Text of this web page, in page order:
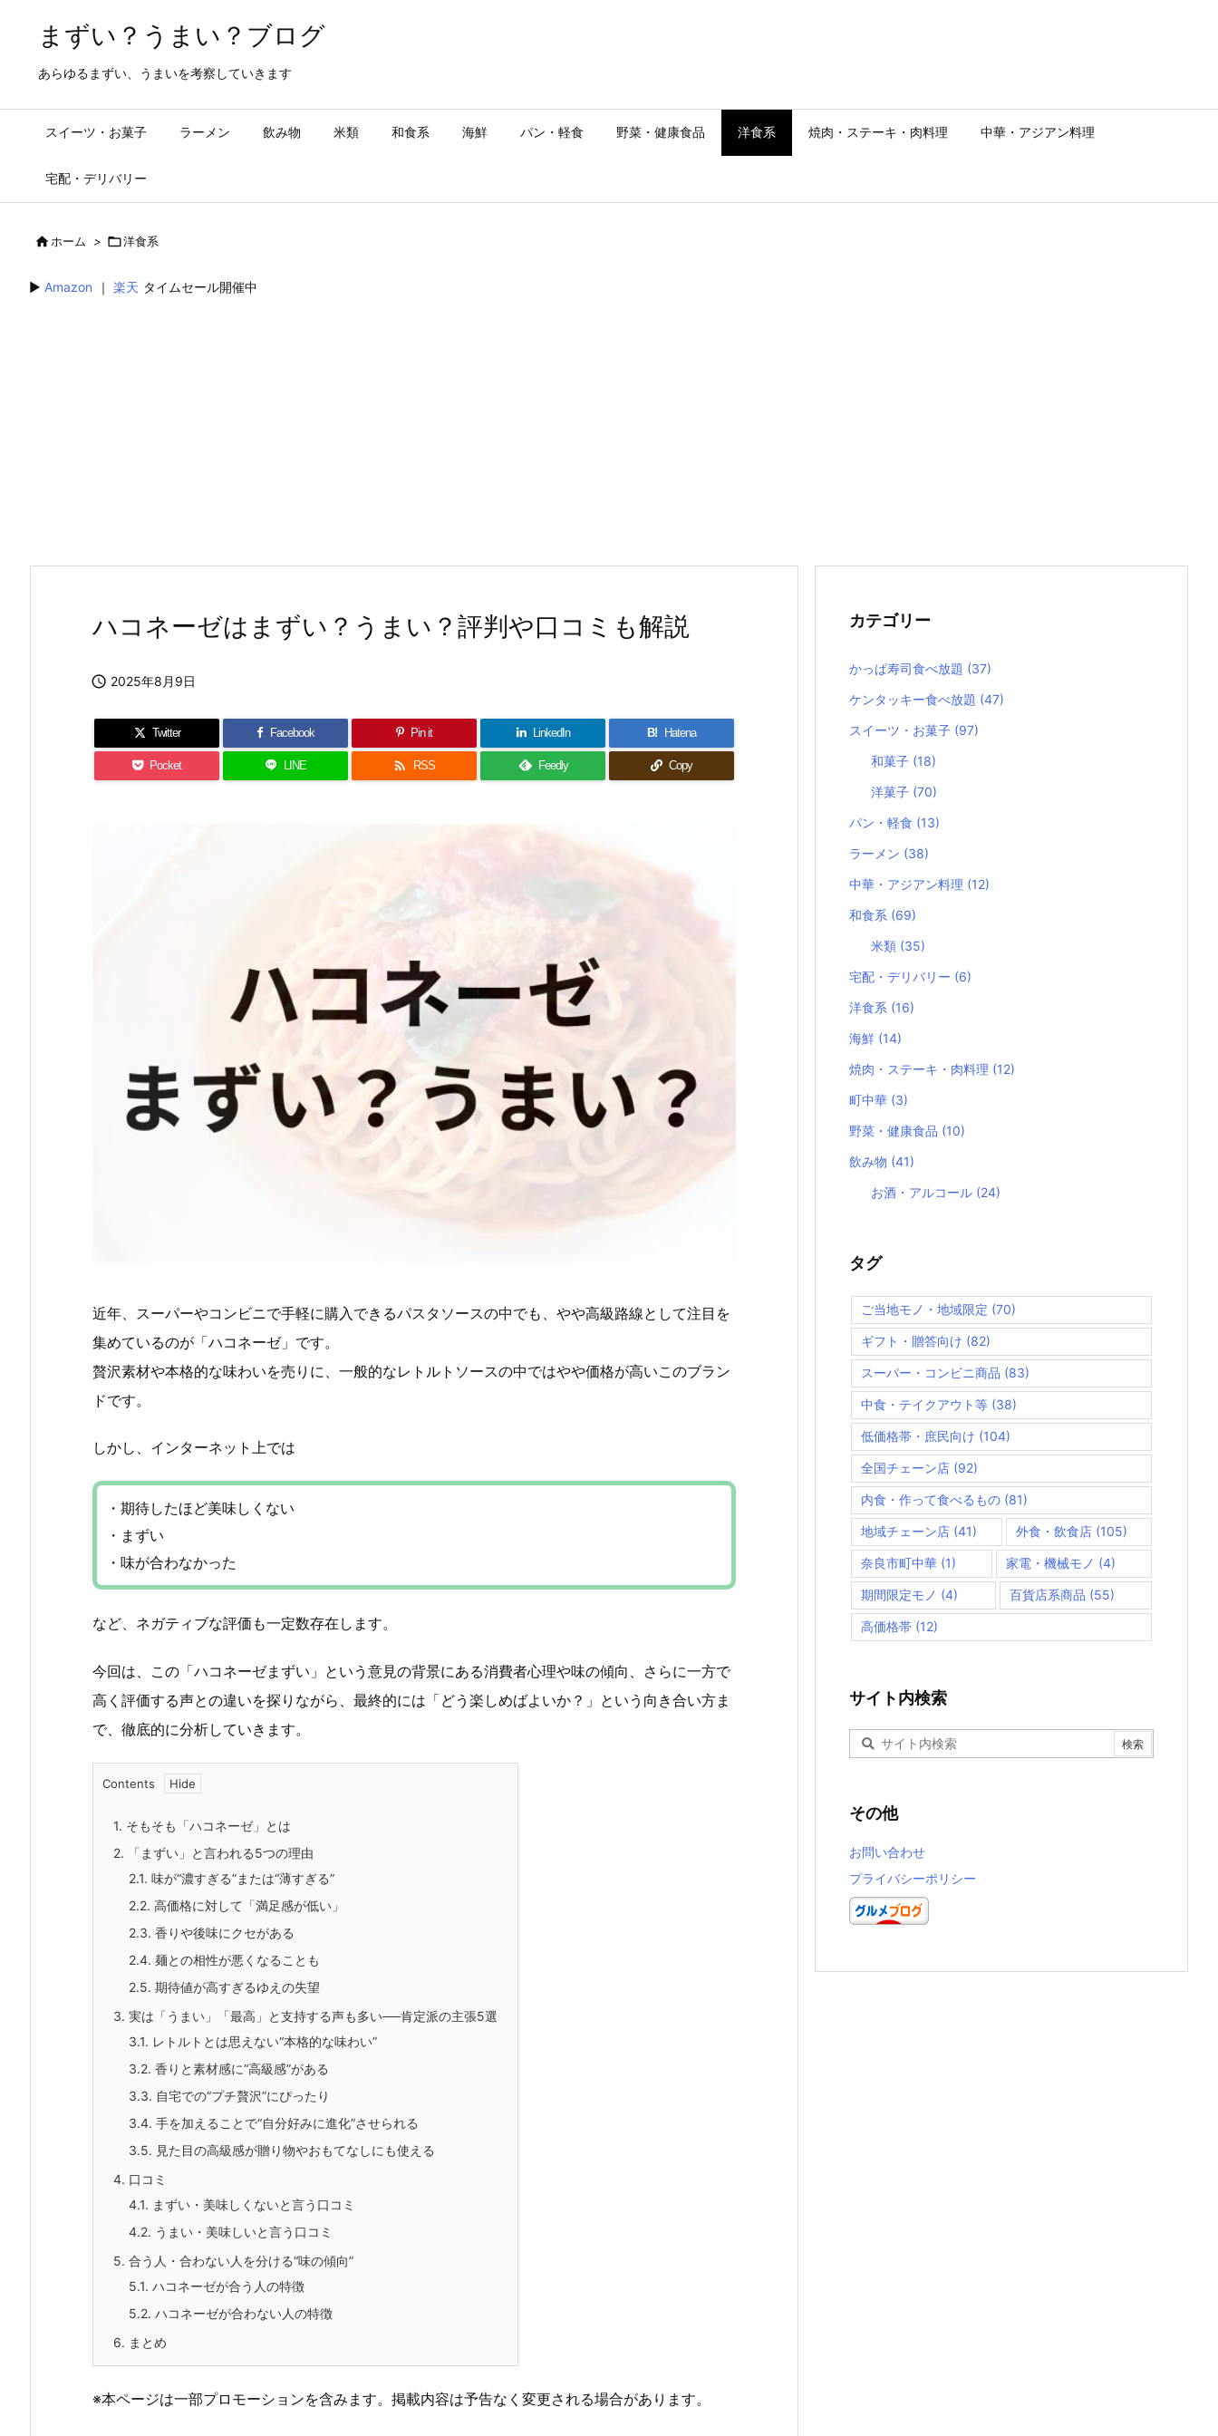
まずい？うまい？ブログ
あらゆるまずい、うまいを考察していきます
スイーツ・お菓子 ラーメン 飲み物 米類 和食系 海鮮 パン・軽食 野菜・健康食品 洋食系 焼肉・ステーキ・肉料理 中華・アジアン料理
宅配・デリバリー
ホーム > 洋食系
▶︎ Amazon ｜ 楽天 タイムセール開催中
ハコネーゼはまずい？うまい？評判や口コミも解説
 2025年8月9日
Twitter Facebook Pin it LinkedIn B! Hatena
Pocket LINE  RSS Feedly Copy
近年、スーパーやコンビニで手軽に購入できるパスタソースの中でも、やや高級路線として注目を
集めているのが「ハコネーゼ」です。
贅沢素材や本格的な味わいを売りに、一般的なレトルトソースの中ではやや価格が高いこのブラン
ドです。
しかし、インターネット上では
・期待したほど美味しくない
・まずい
・味が合わなかった
など、ネガティブな評価も一定数存在します。
今回は、この「ハコネーゼまずい」という意見の背景にある消費者心理や味の傾向、さらに一方で
高く評価する声との違いを探りながら、最終的には「どう楽しめばよいか？」という向き合い方ま
で、徹底的に分析していきます。
Contents
1. そもそも「ハコネーゼ」とは
2. 「まずい」と言われる5つの理由
2.1. 味が“濃すぎる”または“薄すぎる”
2.2. 高価格に対して「満足感が低い」
2.3. 香りや後味にクセがある
2.4. 麺との相性が悪くなることも
2.5. 期待値が高すぎるゆえの失望
3. 実は「うまい」「最高」と支持する声も多い──肯定派の主張5選
3.1. レトルトとは思えない“本格的な味わい”
3.2. 香りと素材感に“高級感”がある
3.3. 自宅での“プチ贅沢”にぴったり
3.4. 手を加えることで“自分好みに進化”させられる
3.5. 見た目の高級感が贈り物やおもてなしにも使える
4. 口コミ
4.1. まずい・美味しくないと言う口コミ
4.2. うまい・美味しいと言う口コミ
5. 合う人・合わない人を分ける“味の傾向”
5.1. ハコネーゼが合う人の特徴
5.2. ハコネーゼが合わない人の特徴
6. まとめ
※本ページは一部プロモーションを含みます。掲載内容は予告なく変更される場合があります。
カテゴリー
かっぱ寿司食べ放題 (37)
ケンタッキー食べ放題 (47)
スイーツ・お菓子 (97)
和菓子 (18)
洋菓子 (70)
パン・軽食 (13)
ラーメン (38)
中華・アジアン料理 (12)
和食系 (69)
米類 (35)
宅配・デリバリー (6)
洋食系 (16)
海鮮 (14)
焼肉・ステーキ・肉料理 (12)
町中華 (3)
野菜・健康食品 (10)
飲み物 (41)
お酒・アルコール (24)
タグ
ご当地モノ・地域限定 (70)
ギフト・贈答向け (82)
スーパー・コンビニ商品 (83)
中食・テイクアウト等 (38)
低価格帯・庶民向け (104)
全国チェーン店 (92)
内食・作って食べるもの (81)
地域チェーン店 (41) 外食・飲食店(105)
奈良市町中華 (1) 家電・機械モノ (4)
期間限定モノ (4) 百貨店系商品 (55)
高価格帯 (12)
サイト内検索
その他
お問い合わせ
プライバシーポリシー